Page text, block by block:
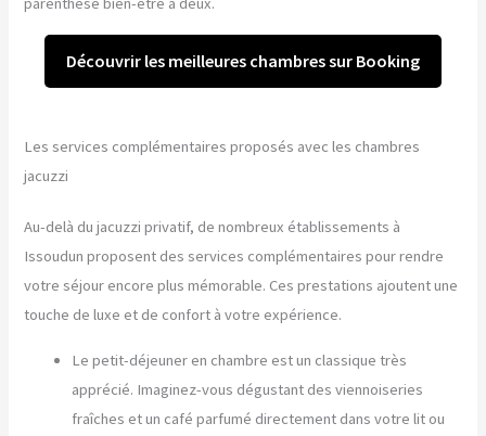
Découvrir les meilleures chambres sur Booking
Les services complémentaires proposés avec les chambres
jacuzzi
Au-delà du jacuzzi privatif, de nombreux établissements à
Issoudun proposent des services complémentaires pour rendre
votre séjour encore plus mémorable. Ces prestations ajoutent une
touche de luxe et de confort à votre expérience.
Le petit-déjeuner en chambre est un classique très
apprécié. Imaginez-vous dégustant des viennoiseries
fraîches et un café parfumé directement dans votre lit ou